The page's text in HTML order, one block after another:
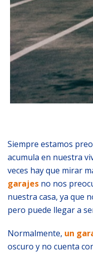
Siempre estamos
acumula en nuestra
veces hay que mirar
garajes no nos
nuestra casa, ya que
pero puede llegar a
Normalmente, un
oscuro y no cuenta